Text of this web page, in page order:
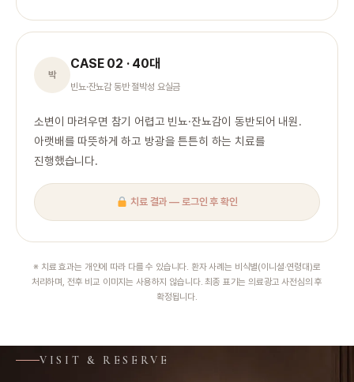
박
CASE 02 · 40대
빈뇨·잔뇨감 동반 절박성 요실금
소변이 마려우면 참기 어렵고 빈뇨·잔뇨감이 동반되어 내원.
아랫배를 따뜻하게 하고 방광을 튼튼히 하는 치료를
진행했습니다.
치료 결과 — 로그인 후 확인
※ 치료 효과는 개인에 따라 다를 수 있습니다. 환자 사례는 비식별(이니셜·연령대)로
처리하며, 전후 비교 이미지는 사용하지 않습니다. 최종 표기는 의료광고 사전심의 후
확정됩니다.
VISIT & RESERVE